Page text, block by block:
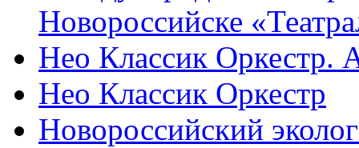
Новороссийске
Нео Классик Оркестр.
Нео Классик Оркестр
Новороссийский